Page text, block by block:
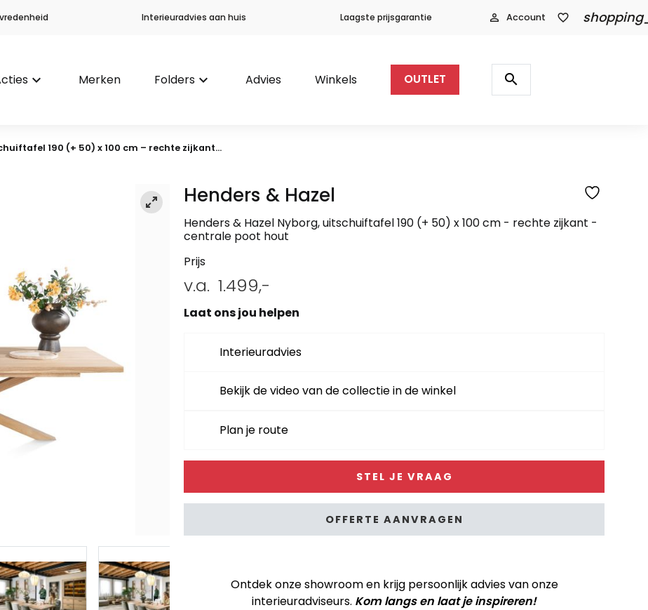
Interieuradvies aan huis Laagste prijsgarantie person_outline Account favorite_border
keyboard_arrow_down Merken Folders keyboard_arrow_down Advies Winkels OUTLET
Producten
zoeken
search
190 (+ 50) x 100 cm – rechte zijkant...
Henders & Hazel
Henders & Hazel Nyborg, uitschuiftafel 190 (+ 50) x 100 cm - rechte zijkant -
centrale poot hout
Prijs
v.a. 1.499,-
Laat ons jou helpen
Interieuradvies
Bekijk de video van de collectie in de winkel
Plan je route
STEL JE VRAAG
OFFERTE AANVRAGEN
Ontdek onze showroom en krijg persoonlijk advies van onze
interieuradviseurs. Kom langs en laat je inspireren!